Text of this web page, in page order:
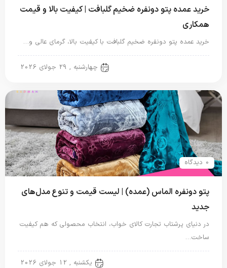
خرید عمده پتو دونفره ضخیم گلبافت | کیفیت بالا و قیمت
همکاری
خرید عمده پتو دونفره ضخیم گلبافت با کیفیت بالا، گرمای عالی و…
چهارشنبه , 29 جولای 2026
0 دیدگاه
پتو دونفره الماس (عمده) | لیست قیمت و تنوع مدل‌های
جدید
در دنیای پرشتاب تجارت کالای خواب، انتخاب محصولی که هم کیفیت
ساخت…
یکشنبه , 12 جولای 2026